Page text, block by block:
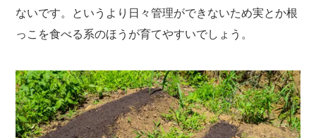
ないです。というより日々管理ができないため実とか根
っこを食べる系のほうが育てやすいでしょう。